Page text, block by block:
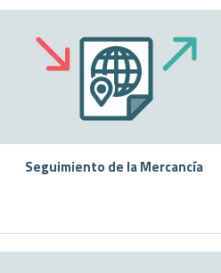
Seguimiento de la Mercancía